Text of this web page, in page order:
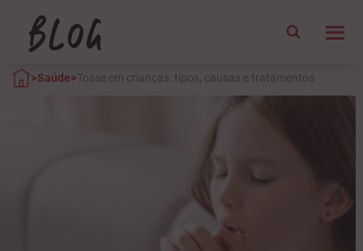
>Saúde>Tosse em crianças: tipos, causas e tratamentos